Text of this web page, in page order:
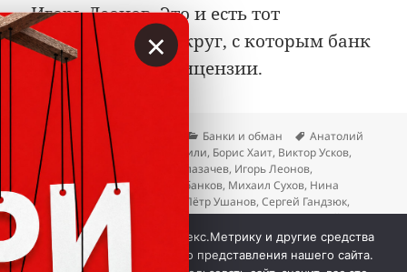
Игорь Леонов. Это и есть тот
управленческий круг, с которым банк
встретил отзыв лицензии.
Опубликовано
04.06.2026 Рубрики
Банки и обман Метки
Анатолий
Мотылёв
Бидзина Иванишвили, Борис Хаит, Виктор Усков,
Виталий Малкин
Дмитрий Глазачев, Игорь Леонов,
Константин Аверкин
Крахи банков, Михаил Сухов, Нина
Сивенкова
,Павел Лысенко Пётр Ушанов,Сергей Гандзюк,
Сергей Мосин
Сергей Швецов,Станислав Волков,Юрий
Парамонов
Добавить комментарийк записи «Российский
Мы используем куки, Яндекс.Метрику и другие средства
аналитики для наилучшего представления нашего сайта.
×